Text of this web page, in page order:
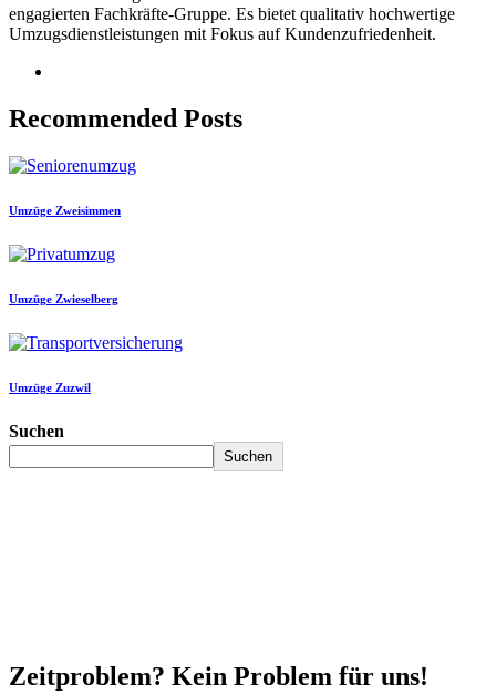
engagierten Fachkräfte-Gruppe. Es bietet qualitativ hochwertige
Umzugsdienstleistungen mit Fokus auf Kundenzufriedenheit.
Recommended Posts
Umzüge Zweisimmen
Umzüge Zwieselberg
Umzüge Zuzwil
Suchen
Suchen
Zeitproblem? Kein Problem für uns!